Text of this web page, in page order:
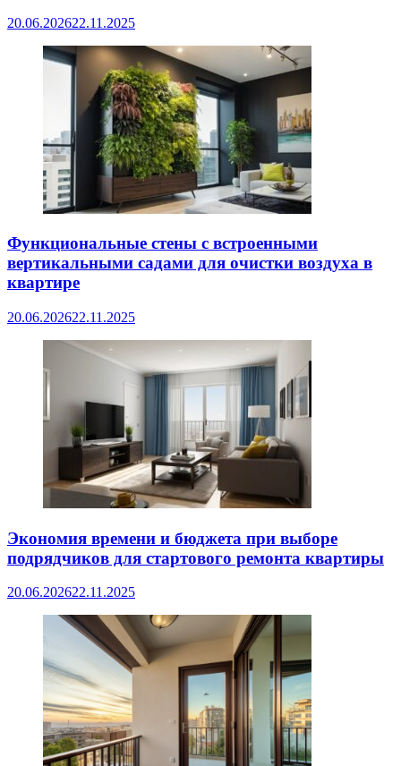
20.06.202622.11.2025
Функциональные стены с встроенными
вертикальными садами для очистки воздуха в
квартире
20.06.202622.11.2025
Экономия времени и бюджета при выборе
подрядчиков для стартового ремонта квартиры
20.06.202622.11.2025